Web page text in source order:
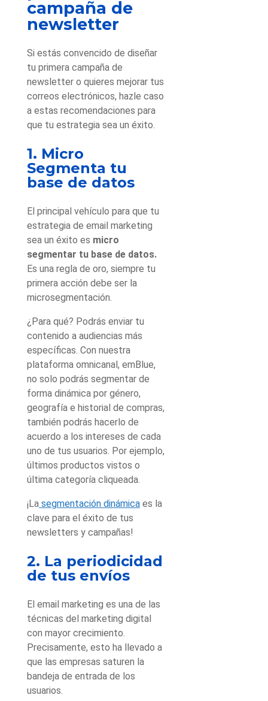
campaña de
newsletter
Si estás convencido de diseñar
tu primera campaña de
newsletter o quieres mejorar tus
correos electrónicos, hazle caso
a estas recomendaciones para
que tu estrategia sea un éxito.
1. Micro
Segmenta tu
base de datos
El principal vehículo para que tu
estrategia de email marketing
sea un éxito es micro
segmentar tu base de datos.
Es una regla de oro, siempre tu
primera acción debe ser la
microsegmentación.
¿Para qué? Podrás enviar tu
contenido a audiencias más
específicas. Con nuestra
plataforma omnicanal, emBlue,
no solo podrás segmentar de
forma dinámica por género,
geografía e historial de compras,
también podrás hacerlo de
acuerdo a los intereses de cada
uno de tus usuarios. Por ejemplo,
últimos productos vistos o
última categoría cliqueada.
¡La segmentación dinámica es la
clave para el éxito de tus
newsletters y campañas!
2. La periodicidad
de tus envíos
El email marketing es una de las
técnicas del marketing digital
con mayor crecimiento.
Precisamente, esto ha llevado a
que las empresas saturen la
bandeja de entrada de los
usuarios.